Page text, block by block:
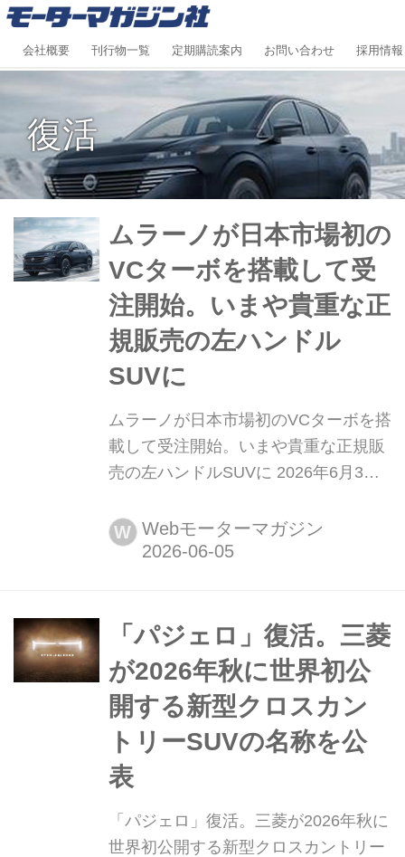
会社概要 刊行物一覧 定期購読案内 お問い合わせ 採用情報
復活
ムラーノが日本市場初の
VCターボを搭載して受
注開始。いまや貴重な正
規販売の左ハンドル
SUVに
ムラーノが日本市場初のVCターボを搭
載して受注開始。いまや貴重な正規販
売の左ハンドルSUVに 2026年6月3
生産しているSUV「ムラーノ」を日本
市場に導入して注文受付を開始した。
W Webモーターマガジン
「パジェロ」復活。三菱
が2026年秋に世界初公
開する新型クロスカン
トリーSUVの名称を公
表
「パジェロ」復活。三菱が2026年秋に
世界初公開する新型クロスカントリー